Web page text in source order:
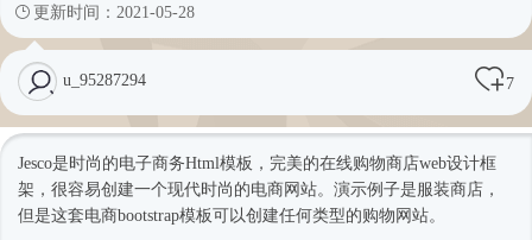
更新时间：2021-05-28
u_95287294 7
Jesco是 时尚 的电子商务Html模板 ，完美的在线购物商店web设计框
架，很容易创建一个现代时尚 的电商网站。演示例子是服装商店，
但是这套电商bootstrap模板可以创建任何类型的购物网站。